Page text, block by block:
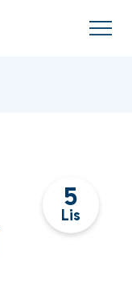
5
Lis